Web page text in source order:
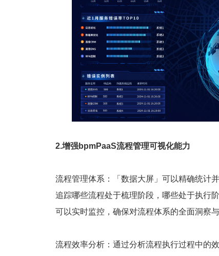
2.增强bpmPaaS流程管理可视化能力
流程管理体系：「数据大屏」可以精确统计
追踪哪些流程处于梳理阶段，哪些处于执行
可以实时监控，确保对流程体系的全面洞察与
流程效率分析：通过分析流程执行过程中的